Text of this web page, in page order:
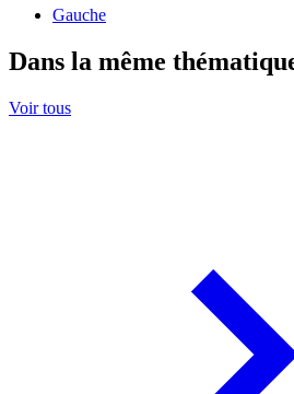
Gauche
Dans la même
Voir tous